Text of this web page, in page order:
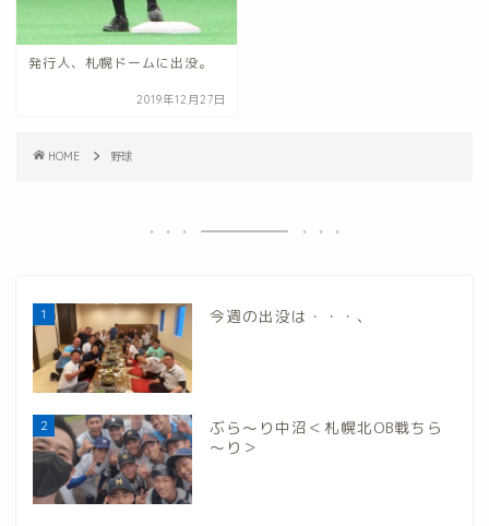
発行人、札幌ドームに出没。
2019年12月27日
HOME 野球
1 今週の出没は・・・、
2
ぶら～り中沼＜札幌北OB戦ちら
～り＞